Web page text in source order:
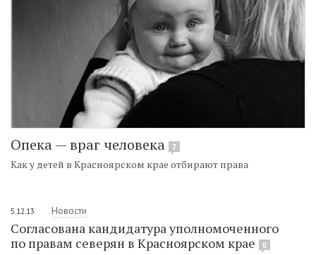
Опека — враг человека 7
Как у детей в Красноярском крае отбирают права
5.12.13 Новости
Согласована кандидатура уполномоченного
по правам северян в Красноярском крае
6